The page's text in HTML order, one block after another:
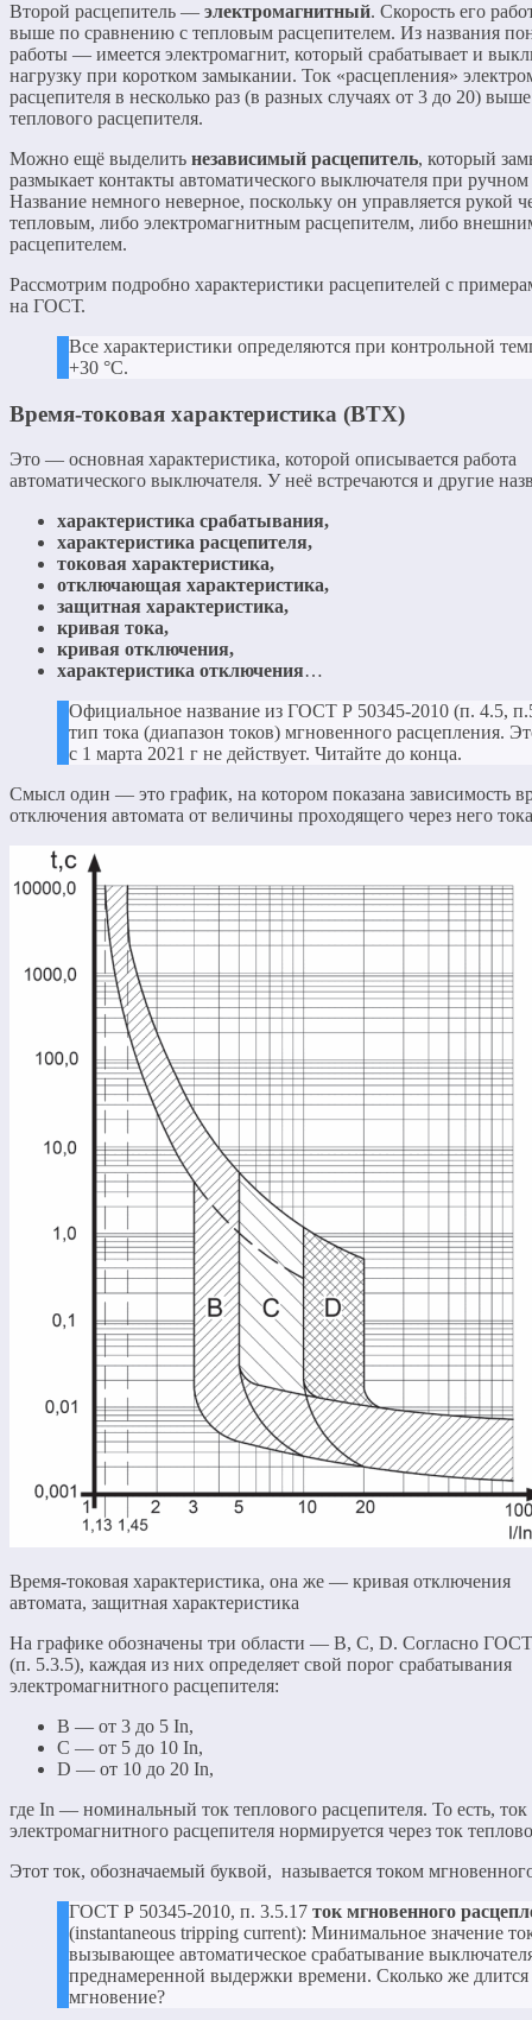
Второй расцепитель — электромагнитный. Скорость его
выше по сравнению с тепловым расцепителем. Из названия
работы — имеется электромагнит, который срабатывает и
нагрузку при коротком замыкании. Ток «расцепления»
расцепителя в несколько раз (в разных случаях от 3 до 20)
теплового расцепителя.
Можно ещё выделить независимый расцепитель, который
размыкает контакты автоматического выключателя при ручном
Название немного неверное, поскольку он управляется рукой
тепловым, либо электромагнитным расцепителм, либо
расцепителем.
Рассмотрим подробно характеристики расцепителей с
на ГОСТ.
Все характеристики определяются при контрольной
+30 °С.
Время-токовая характеристика (ВТХ)
Это — основная характеристика, которой описывается работа
автоматического выключателя. У неё встречаются и другие
характеристика срабатывания,
характеристика расцепителя,
токовая характеристика,
отключающая характеристика,
защитная характеристика,
кривая тока,
кривая отключения,
характеристика отключения…
Официальное название из ГОСТ Р 50345-2010 (п. 4.5,
тип тока (диапазон токов) мгновенного расцепления.
с 1 марта 2021 г не действует. Читайте до конца.
Смысл один — это график, на котором показана зависимость
отключения автомата от величины проходящего через него
Время-токовая характеристика, она же — кривая отключения
автомата, защитная характеристика
На графике обозначены три области — B, C, D. Согласно
(п. 5.3.5), каждая из них определяет свой порог срабатывания
электромагнитного расцепителя:
B — от 3 до 5 In,
C — от 5 до 10 In,
D — от 10 до 20 In,
где In — номинальный ток теплового расцепителя. То есть, ток
электромагнитного расцепителя нормируется через ток
Этот ток, обозначаемый буквой, называется током
ГОСТ Р 50345-2010, п. 3.5.17 ток мгновенного
(instantaneous tripping current): Минимальное значение
вызывающее автоматическое срабатывание
преднамеренной выдержки времени. Сколько же длится
мгновение?